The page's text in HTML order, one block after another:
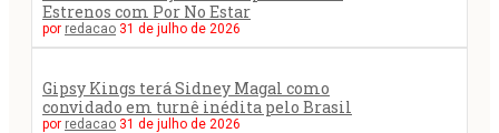
Estrenos com Por No Estar
por redacao 31 de julho de 2026
Gipsy Kings terá Sidney Magal como
convidado em turnê inédita pelo Brasil
por redacao 31 de julho de 2026